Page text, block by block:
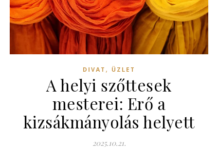
DIVAT , ÜZLET
A helyi szőttesek
mesterei: Erő a
kizsákmányolás helyett
2025.10.21.